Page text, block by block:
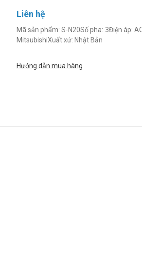
Liên hệ
Mã sản phẩm: S-N20Số pha: 3Điện áp:
MitsubishiXuất xứ: Nhật Bản
Hướng dẫn mua hàng